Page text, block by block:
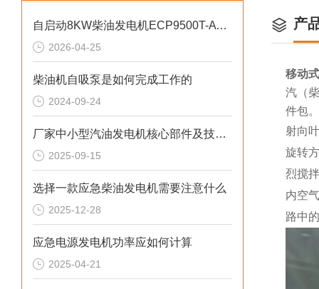
自启动8KW柴油发电机ECP9500T-ATS参数介绍
2026-04-25
柴油机自吸泵是如何完成工作的
2024-09-24
厂家中小型汽油发电机核心部件及技术要点
2025-09-15
选择一款应急柴油发电机需要注意什么
2025-12-28
应急电源发电机功率应如何计算
2025-04-21
产
移动
汽（
件包。
射向
旋转
烈搅
内空
路中